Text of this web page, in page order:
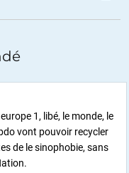
1, libé, le monde, le
vont pouvoir recycler
de le sinophobie, sans